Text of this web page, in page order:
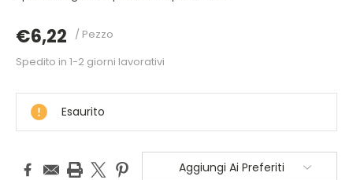
€6,22 / Pezzo
DISPONIBILE
Spedito in 1-2 giorni lavorativi
Esaurito
Aggiungi Ai Preferiti